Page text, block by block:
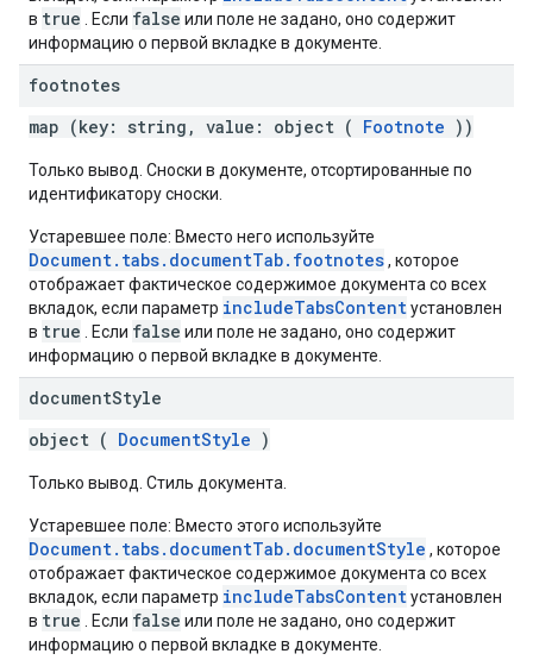
в true . Если false или поле не задано, оно содержит
информацию о первой вкладке в документе.
footnotes
map (key: string, value: object ( Footnote ))
Только вывод. Сноски в документе, отсортированные по
идентификатору сноски.
Устаревшее поле: Вместо него используйте
Document.tabs.documentTab.footnotes, которое
отображает фактическое содержимое документа со всех
вкладок, если параметр includeTabsContentустановлен
в true . Если false или поле не задано, оно содержит
информацию о первой вкладке в документе.
documentStyle
object ( DocumentStyle )
Только вывод. Стиль документа.
Устаревшее поле: Вместо этого используйте
Document.tabs.documentTab.documentStyle , которое
отображает фактическое содержимое документа со всех
вкладок, если параметр includeTabsContentустановлен
в true . Если false или поле не задано, оно содержит
информацию о первой вкладке в документе.